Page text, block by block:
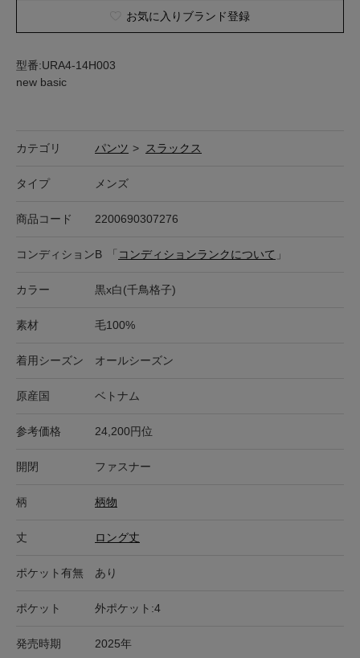
お気に入りブランド登録
型番:URA4-14H003
new basic
カテゴリ パンツ > スラックス
タイプ メンズ
商品コード 2200690307276
コンディションB 「 コンディションランクについて 」
カラー 黒x白(千鳥格子)
素材 毛100%
着用シーズン オールシーズン
原産国 ベトナム
参考価格 24,200円位
開閉 ファスナー
柄 柄物
丈 ロング丈
ポケット有無 あり
ポケット 外ポケット:4
発売時期 2025年